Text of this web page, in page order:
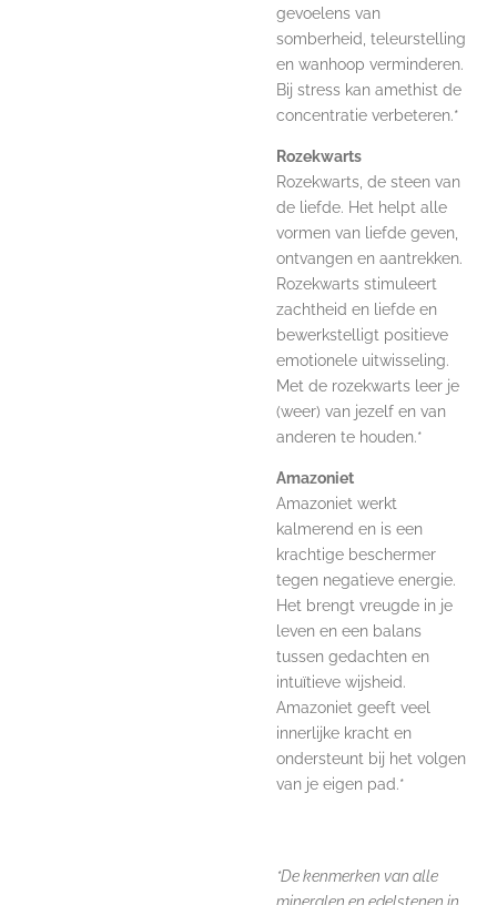
gevoelens van
somberheid, teleurstelling
en wanhoop verminderen.
Bij stress kan amethist de
concentratie verbeteren.*
Rozekwarts
Rozekwarts, de steen van
de liefde. Het helpt alle
vormen van liefde geven,
ontvangen en aantrekken.
Rozekwarts stimuleert
zachtheid en liefde en
bewerkstelligt positieve
emotionele uitwisseling.
Met de rozekwarts leer je
(weer) van jezelf en van
anderen te houden.*
Amazoniet
Amazoniet werkt
kalmerend en is een
krachtige beschermer
tegen negatieve energie.
Het brengt vreugde in je
leven en een balans
tussen gedachten en
intuïtieve wijsheid.
Amazoniet geeft veel
innerlijke kracht en
ondersteunt bij het volgen
van je eigen pad.*
*De kenmerken van alle
mineralen en edelstenen in